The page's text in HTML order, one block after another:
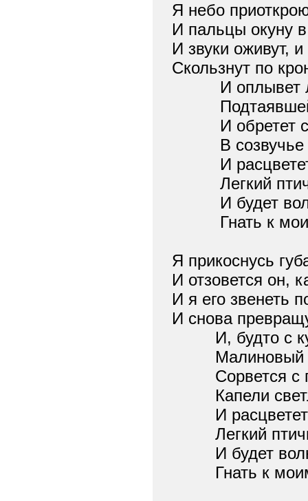
Я небо
И пальцы окуну в
И звуки оживут,
Скользнут по
И оплывет
Подтаявшей
И обретет
В созвучье
И расцветет
Легкий
И будет
Гнать к
Я прикоснусь
И отзовется он,
И я его звенеть
И снова
И, будто с
Малиновый
Сорвется с
Капели
И расцветет
Легкий
И будет
Гнать к моим